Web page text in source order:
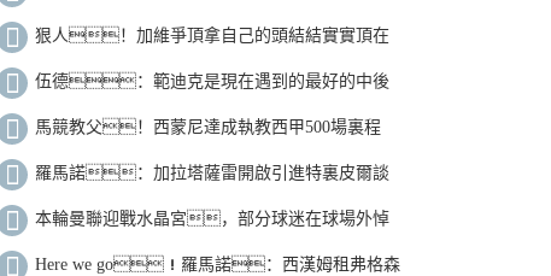
擇，拜仁希望保留未來決定權
狠人！加維爭頂拿自己的頭結結實實頂在
對手後腦，兩人雙雙傷退
伍德：範迪克是現在遇到的最好的中後
衛，斯科特爾曾經也很難纏
馬競教父！西蒙尼達成執教西甲500場裏程
碑，收獲2座冠軍+306勝
羅馬諾：加拉塔薩雷開啟引進特裏皮爾談
判，埃迪-豪想要留住球員
本輪曼聯迎戰水晶宮，部分球迷在球場外悼
念慕尼黑空難遇難者
Here we go！羅馬諾：西漢姆租弗格森